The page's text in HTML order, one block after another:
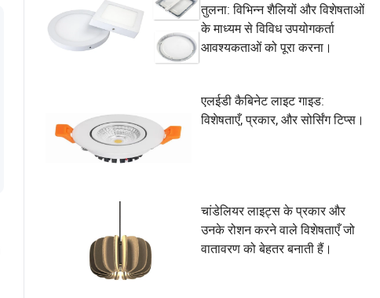
तुलना: विभिन्न शैलियों और विशेषताओं
के माध्यम से विविध उपयोगकर्ता
आवश्यकताओं को पूरा करना।
एलईडी कैबिनेट लाइट गाइड:
विशेषताएँ, प्रकार, और सोर्सिंग टिप्स।
चांडेलियर लाइट्स के प्रकार और
उनके रोशन करने वाले विशेषताएँ जो
वातावरण को बेहतर बनाती हैं।